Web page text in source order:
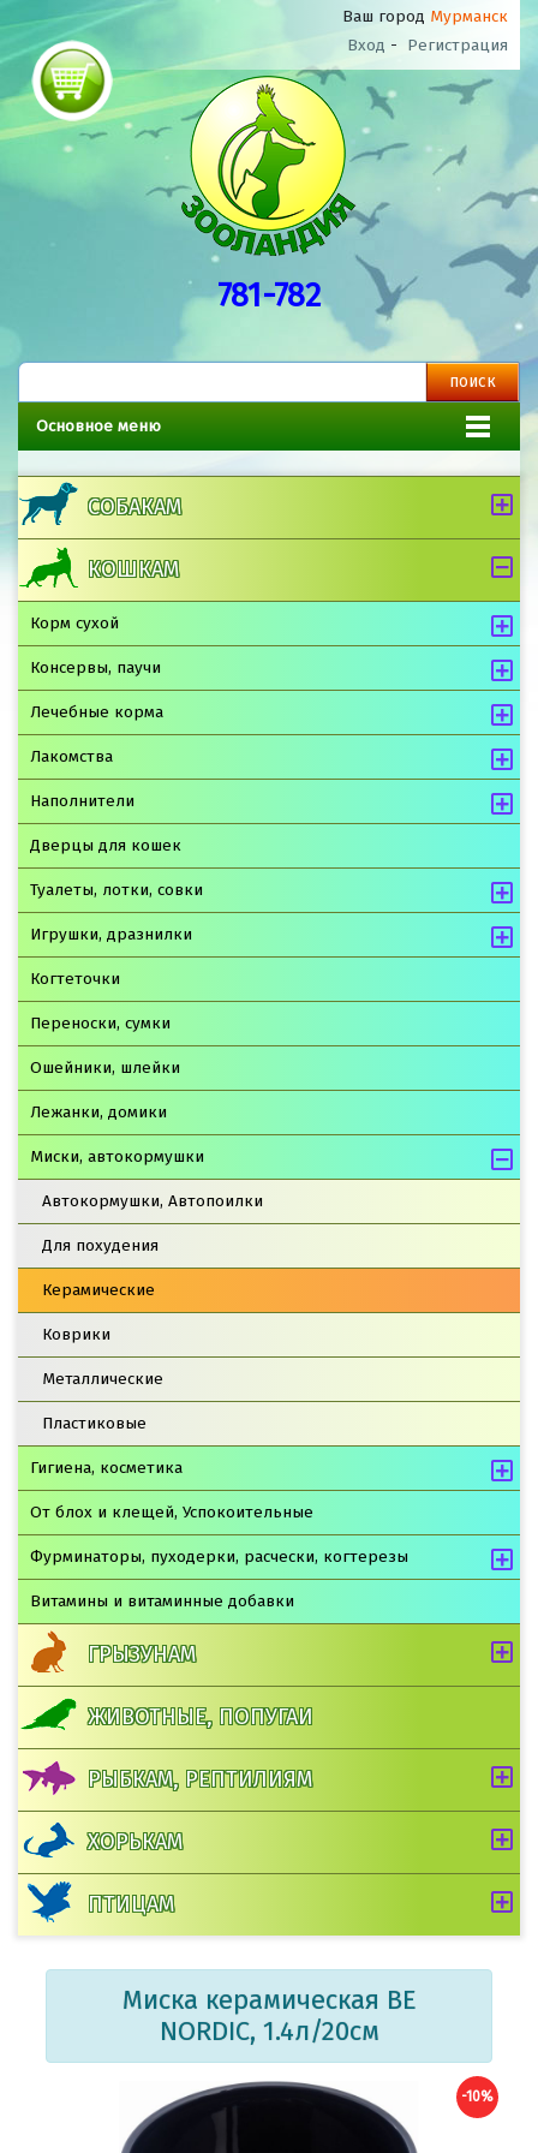
Ваш город Мурманск
Вход - Регистрация
781-782
Основное меню
СОБАКАМ
КОШКАМ
Корм сухой
Консервы, паучи
Лечебные корма
Лакомства
Наполнители
Дверцы для кошек
Туалеты, лотки, совки
Игрушки, дразнилки
Когтеточки
Переноски, сумки
Ошейники, шлейки
Лежанки, домики
Миски, автокормушки
Автокормушки, Автопоилки
Для похудения
Керамические
Коврики
Металлические
Пластиковые
Гигиена, косметика
От блох и клещей, Успокоительные
Фурминаторы, пуходерки, расчески, когтерезы
Витамины и витаминные добавки
ГРЫЗУНАМ
ЖИВОТНЫЕ, ПОПУГАИ
РЫБКАМ, РЕПТИЛИЯМ
ХОРЬКАМ
ПТИЦАМ
Миска керамическая BE
NORDIC, 1.4л/20см
-10%